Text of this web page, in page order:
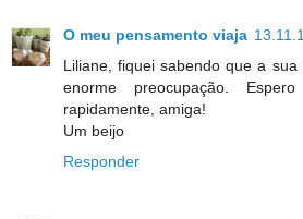
O meu pensamento viaja
Liliane, fiquei sabendo que a
enorme preocupação.
rapidamente, amiga!
Um beijo
Responder